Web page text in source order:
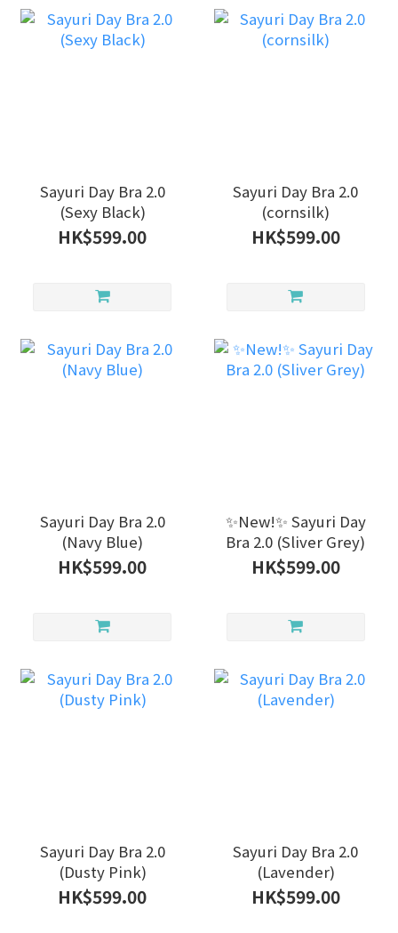
Sayuri Day Bra 2.0
(Sexy Black)
HK$599.00
Sayuri Day Bra 2.0
(cornsilk)
HK$599.00
Sayuri Day Bra 2.0
(Navy Blue)
HK$599.00
✨New!✨ Sayuri Day
Bra 2.0 (Sliver Grey)
HK$599.00
Sayuri Day Bra 2.0
(Dusty Pink)
HK$599.00
Sayuri Day Bra 2.0
(Lavender)
HK$599.00